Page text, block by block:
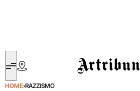
Artribune
HOME›RAZZISMO